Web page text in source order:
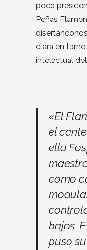
poco
Peñas
clara en
intelectual
«El
el
ello
como
bajos.
puso